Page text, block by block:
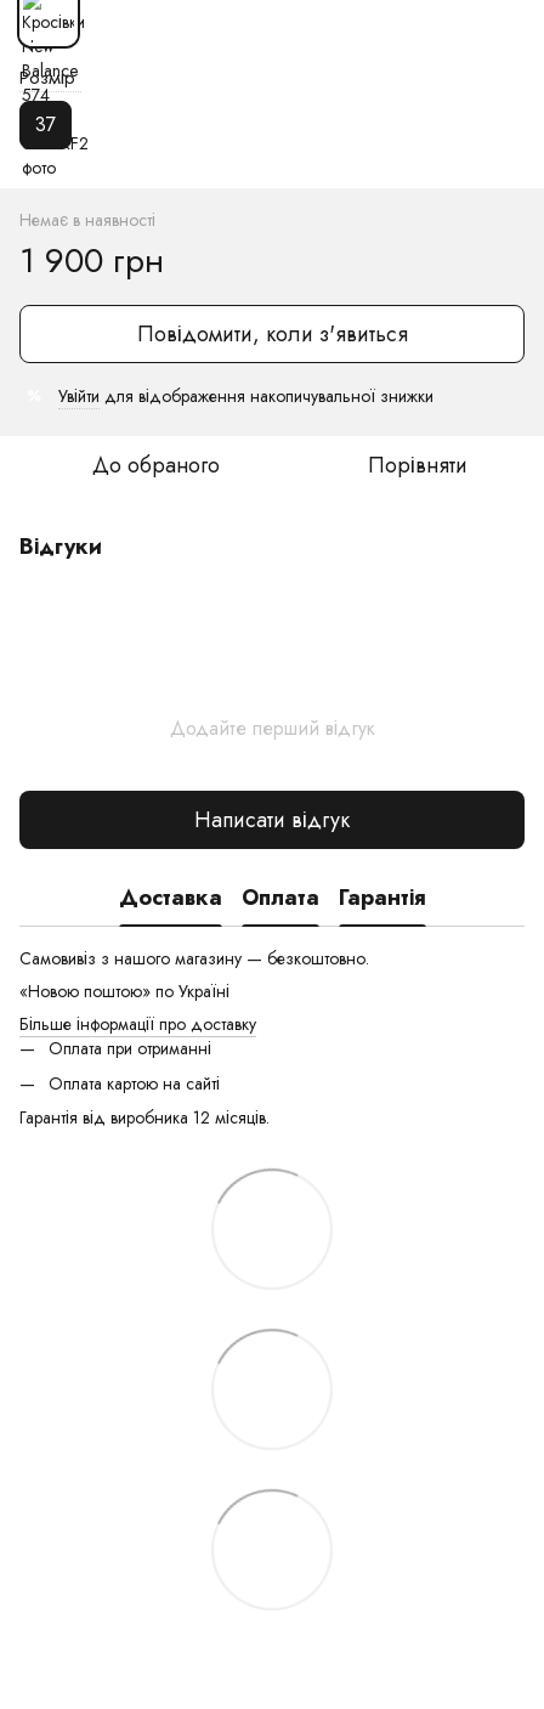
Розмір
37
Немає в наявності
1 900 грн
Повідомити, коли з'явиться
Увійти для відображення накопичувальної знижки
До обраного Порівняти
Відгуки
Додайте перший відгук
Написати відгук
Доставка Оплата Гарантія
Самовивіз з нашого магазину — безкоштовно.
«Новою поштою» по Україні
Більше інформації про доставку
Оплата при отриманні
Оплата картою на сайті
Гарантія від виробника 12 місяців.